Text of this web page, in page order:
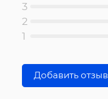
3
2
1
Добавить отзыв